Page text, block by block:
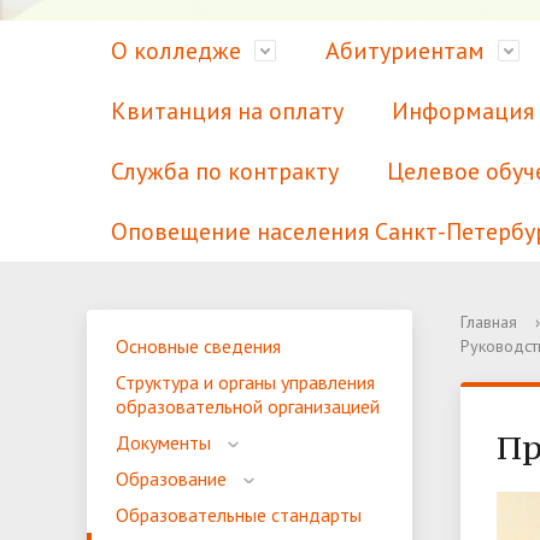
О колледже
организации
Охрана труда
Мы в СМИ
Международное сотрудничество
Абитуриентам
Наши
Приемная комиссия
Психологическая служба
Питание
Информационные системы для
обучающихся
образованием
Для
Квитанция на оплату
Информация
Служба по контракту
Целевое
Оповещение населения Санкт-
Основные сведения
Структура и органы управления
образовательной организацией
Документы
Образование
Образовательные стандарты
Главная ›